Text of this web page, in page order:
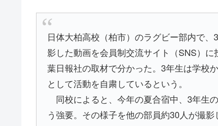
日体大柏高校（柏市）のラグビー部内で
影した動画を会員制交流サイト（SNS）
葉日報社の取材で分かった。3年生は学校
として活動を自粛しているという。
同校によると、今年の夏合宿中、3年生
う強要。その様子を他の部員約30人が撮